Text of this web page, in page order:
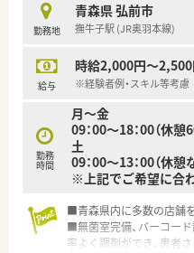
勤務地
青森県 弘前市
撫牛子駅 (JR奥羽本線)
給与
時給2,000円～
※経験者例・スキル等考慮
勤務
時間
月～金
09：00～18：00（休憩
土
09：00～13：00（休憩
※上記でご希望に合
■青森県内に多数の店舗
■無菌室完備、バーコー
率よく調剤ができ、患者